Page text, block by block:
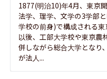
1877(明治10)年4月、東京
法学、理学、文学の3学部
学校の前身)で構成される東
以後、工部大学校や東京農
併しながら総合大学となり
が法人...